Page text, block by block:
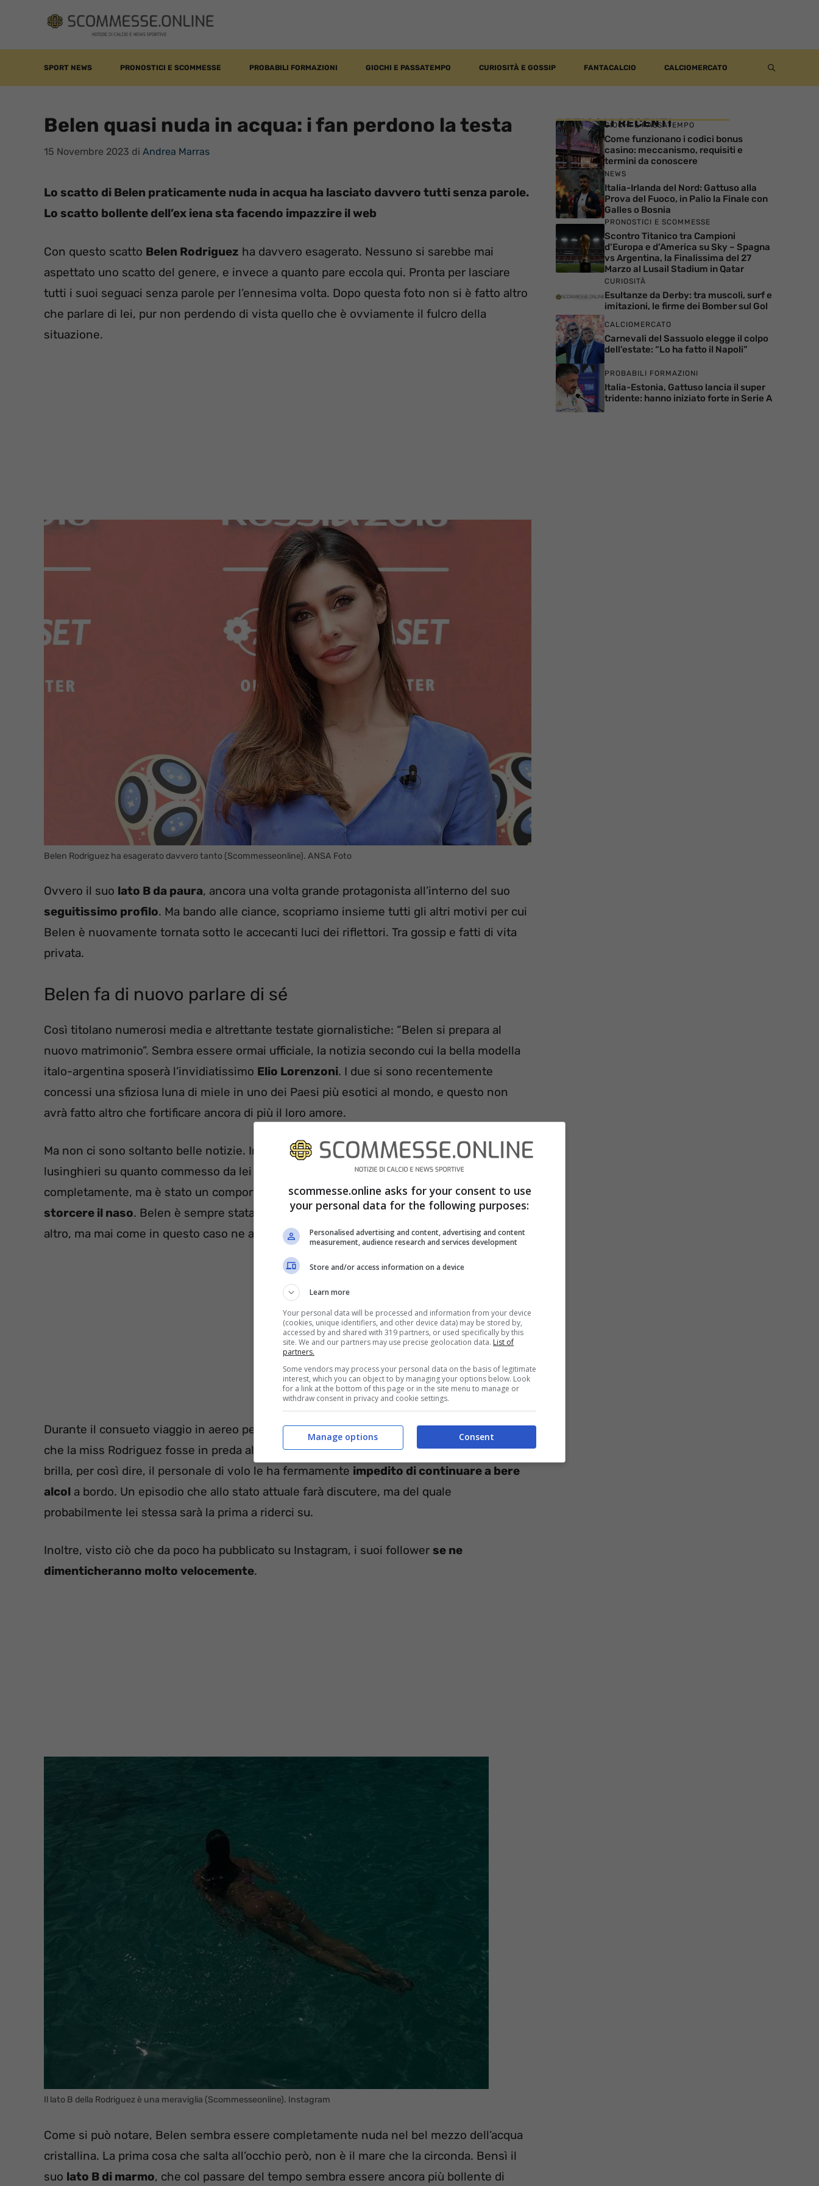
contenuto
SPORT NEWS PRONOSTICI E SCOMMESSE PROBABILI FORMAZIONI GIOCHI E PASSATEMPO CURIOSITÀ E GOSSIP FANTACALCIO CALCIOMERCATO
Belen quasi nuda in acqua: i fan perdono la testa
15 Novembre 2023 di Andrea Marras
Lo scatto di Belen praticamente nuda in acqua ha lasciato davvero tutti senza parole.
Lo scatto bollente dell’ex iena sta facendo impazzire il web
Con questo scatto Belen Rodriguez ha davvero esagerato. Nessuno si sarebbe mai
aspettato uno scatto del genere, e invece a quanto pare eccola qui. Pronta per lasciare
tutti i suoi seguaci senza parole per l’ennesima volta. Dopo questa foto non si è fatto altro
che parlare di lei, pur non perdendo di vista quello che è ovviamente il fulcro della
situazione.
Belen Rodriguez ha esagerato davvero tanto (Scommesseonline). ANSA Foto
Ovvero il suo lato B da paura, ancora una volta grande protagonista all’interno del suo
seguitissimo profilo. Ma bando alle ciance, scopriamo insieme tutti gli altri motivi per cui
Belen è nuovamente tornata sotto le accecanti luci dei riflettori. Tra gossip e fatti di vita
privata.
Belen fa di nuovo parlare di sé
Così titolano numerosi media e altrettante testate giornalistiche: “Belen si prepara al
nuovo matrimonio”. Sembra essere ormai ufficiale, la notizia secondo cui la bella modella
italo-argentina sposerà l’invidiatissimo Elio Lorenzoni. I due si sono recentemente
concessi una sfiziosa luna di miele in uno dei Paesi più esotici al mondo, e questo non
avrà fatto altro che fortificare ancora di più il loro amore.
Ma non ci sono soltanto belle notizie. Infatti, sono girate alcune voci decisamente poco
lusinghieri su quanto commesso da lei in viaggio. Niente che la squalifichi
completamente, ma è stato un comportamento che a molti lettori probabilmentefarà
storcere il naso. Belen è sempre stata una donna sopra le righe, per un motivo o per un
altro, ma mai come in questo caso ne aveva dato prova.
Durante il consueto viaggio in aereo per raggiungere la destinazione tanto amata, sembra
che la miss Rodriguez fosse in preda all’euforia a causa dell’alcol. Essendo visibilmente
brilla, per così dire, il personale di volo le ha fermamente impedito di continuare a bere
alcol a bordo. Un episodio che allo stato attuale farà discutere, ma del quale
probabilmente lei stessa sarà la prima a riderci su.
Inoltre, visto ciò che da poco ha pubblicato su Instagram, i suoi follower se ne
dimenticheranno molto velocemente.
Il lato B della Rodriguez è una meraviglia (Scommesseonline). Instagram
Come si può notare, Belen sembra essere completamente nuda nel bel mezzo dell’acqua
cristallina. La prima cosa che salta all’occhio però, non è il mare che la circonda. Bensì il
suo lato B di marmo, che col passare del tempo sembra essere ancora più bollente di
ARTICOLI RECENTI
GIOCHI E PASSATEMPO
Come funzionano i codici bonus
casino: meccanismo, requisiti e
termini da conoscere
NEWS
Italia-Irlanda del Nord: Gattuso alla
Prova del Fuoco, in Palio la Finale con
Galles o Bosnia
PRONOSTICI E SCOMMESSE
Scontro Titanico tra Campioni
d’Europa e d’America su Sky – Spagna
vs Argentina, la Finalissima del 27
Marzo al Lusail Stadium in Qatar
CURIOSITÀ
Esultanze da Derby: tra muscoli, surf e
imitazioni, le firme dei Bomber sul Gol
CALCIOMERCATO
Carnevali del Sassuolo elegge il colpo
dell’estate: “Lo ha fatto il Napoli”
PROBABILI FORMAZIONI
Italia-Estonia, Gattuso lancia il super
tridente: hanno iniziato forte in Serie A
scommesse.online asks for your consent to use
your personal data for the following purposes:
Personalised advertising and content, advertising and content
measurement, audience research and services development
Store and/or access information on a device
Learn more
Your personal data will be processed and information from your device
(cookies, unique identifiers, and other device data) may be stored by,
accessed by and shared with 319 partners, or used specifically by this
site. We and our partners may use precise geolocation data. List of
partners.
Some vendors may process your personal data on the basis of legitimate
interest, which you can object to by managing your options below. Look
for a link at the bottom of this page or in the site menu to manage or
withdraw consent in privacy and cookie settings.
Consent
Manage options